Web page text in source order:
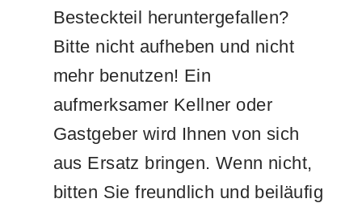
Besteckteil heruntergefallen?
Bitte nicht aufheben und nicht
mehr benutzen! Ein
aufmerksamer Kellner oder
Gastgeber wird Ihnen von sich
aus Ersatz bringen. Wenn nicht,
bitten Sie freundlich und beiläufig